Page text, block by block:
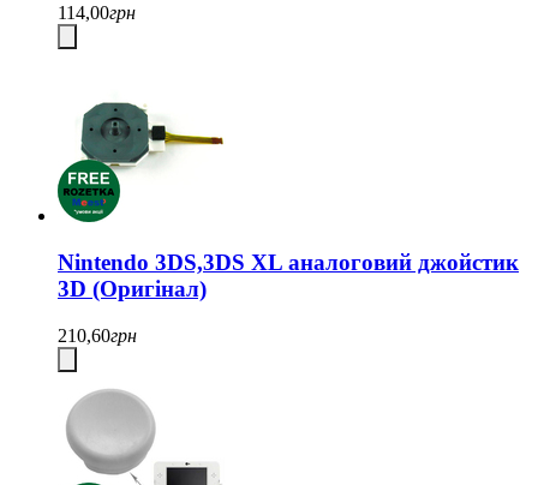
114,00грн
Nintendo 3DS,3DS XL аналоговий джойстик
3D (Оригінал)
210,60грн